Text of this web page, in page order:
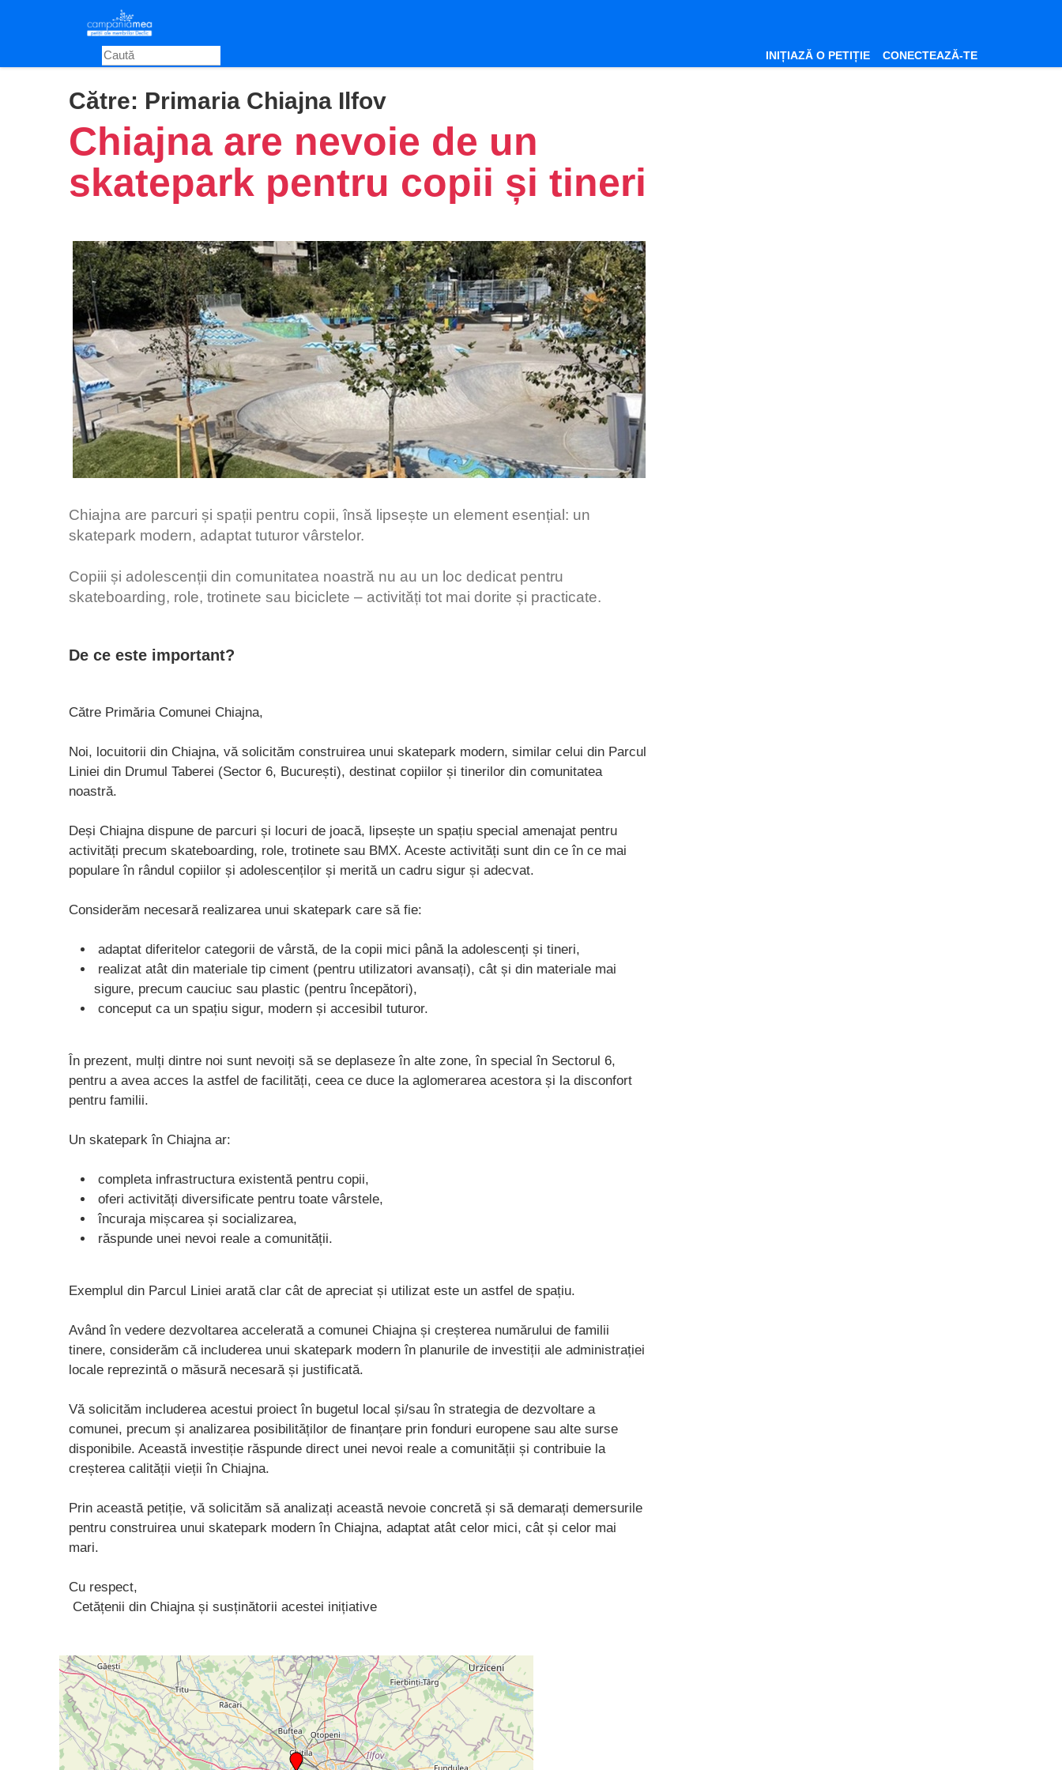
content
INIȚIAZĂ O PETIȚIE CONECTEAZĂ-TE
Către: Primaria Chiajna Ilfov
Chiajna are nevoie de un
skatepark pentru copii și tineri
Chiajna are parcuri și spații pentru copii, însă lipsește un element esențial: un
skatepark modern, adaptat tuturor vârstelor.
Copiii și adolescenții din comunitatea noastră nu au un loc dedicat pentru
skateboarding, role, trotinete sau biciclete – activități tot mai dorite și practicate.
De ce este important?
Către Primăria Comunei Chiajna,
Noi, locuitorii din Chiajna, vă solicităm construirea unui skatepark modern, similar celui din Parcul
Liniei din Drumul Taberei (Sector 6, București), destinat copiilor și tinerilor din comunitatea
noastră.
Deși Chiajna dispune de parcuri și locuri de joacă, lipsește un spațiu special amenajat pentru
activități precum skateboarding, role, trotinete sau BMX. Aceste activități sunt din ce în ce mai
populare în rândul copiilor și adolescenților și merită un cadru sigur și adecvat.
Considerăm necesară realizarea unui skatepark care să fie:
adaptat diferitelor categorii de vârstă, de la copii mici până la adolescenți și tineri,
realizat atât din materiale tip ciment (pentru utilizatori avansați), cât și din materiale mai
sigure, precum cauciuc sau plastic (pentru începători),
conceput ca un spațiu sigur, modern și accesibil tuturor.
În prezent, mulți dintre noi sunt nevoiți să se deplaseze în alte zone, în special în Sectorul 6,
pentru a avea acces la astfel de facilități, ceea ce duce la aglomerarea acestora și la disconfort
pentru familii.
Un skatepark în Chiajna ar:
completa infrastructura existentă pentru copii,
oferi activități diversificate pentru toate vârstele,
încuraja mișcarea și socializarea,
răspunde unei nevoi reale a comunității.
Exemplul din Parcul Liniei arată clar cât de apreciat și utilizat este un astfel de spațiu.
Având în vedere dezvoltarea accelerată a comunei Chiajna și creșterea numărului de familii
tinere, considerăm că includerea unui skatepark modern în planurile de investiții ale administrației
locale reprezintă o măsură necesară și justificată.
Vă solicităm includerea acestui proiect în bugetul local și/sau în strategia de dezvoltare a
comunei, precum și analizarea posibilităților de finanțare prin fonduri europene sau alte surse
disponibile. Această investiție răspunde direct unei nevoi reale a comunității și contribuie la
creșterea calității vieții în Chiajna.
Prin această petiție, vă solicităm să analizați această nevoie concretă și să demarați demersurile
pentru construirea unui skatepark modern în Chiajna, adaptat atât celor mici, cât și celor mai
mari.
Cu respect,
Cetățenii din Chiajna și susținătorii acestei inițiative